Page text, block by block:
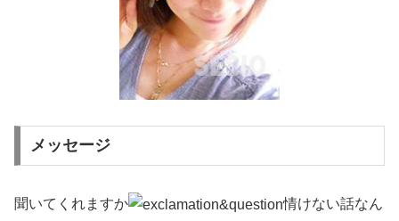
メッセージ
聞いてくれますか
情けない話なん